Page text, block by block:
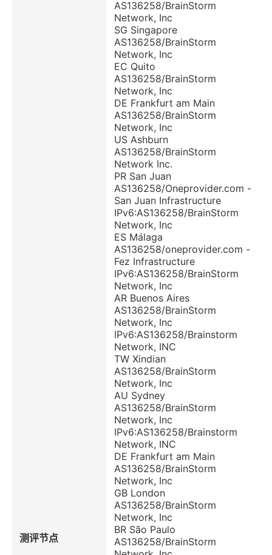
测评节点
AS136258/BrainStorm
Network, Inc
SG Singapore
AS136258/BrainStorm
Network, Inc
EC Quito
AS136258/BrainStorm
Network, Inc
DE Frankfurt am Main
AS136258/BrainStorm
Network, Inc
US Ashburn
AS136258/BrainStorm
Network Inc.
PR San Juan
AS136258/Oneprovider.com -
San Juan Infrastructure
IPv6:AS136258/BrainStorm
Network, Inc
ES Málaga
AS136258/oneprovider.com -
Fez Infrastructure
IPv6:AS136258/BrainStorm
Network, Inc
AR Buenos Aires
AS136258/BrainStorm
Network, Inc
IPv6:AS136258/Brainstorm
Network, INC
TW Xindian
AS136258/BrainStorm
Network, Inc
AU Sydney
AS136258/BrainStorm
Network, Inc
IPv6:AS136258/Brainstorm
Network, INC
DE Frankfurt am Main
AS136258/BrainStorm
Network, Inc
GB London
AS136258/BrainStorm
Network, Inc
BR São Paulo
AS136258/BrainStorm